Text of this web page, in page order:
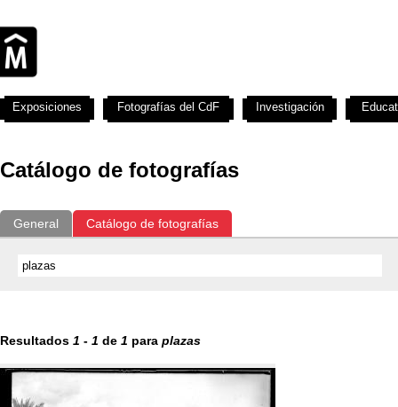
Catálogo de fotografías
General Catálogo de fotografías
Resultados 1 - 1 de 1 para plazas
Exposiciones Fotografías del CdF Investigación